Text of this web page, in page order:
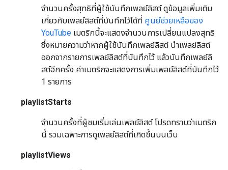
จำนวนครั้งสุทธิที่ผู้ใช้บันทึกเพลย์ลิสต์ ดูข้อมูลเพิ่มเติม
เกี่ยวกับเพลย์ลิสต์ที่บันทึกไว้ได้ที่ ศูนย์ช่วยเหลือของ
YouTube เมตริกนี้จะแสดงจำนวนการเปลี่ยนแปลงสุทธิ
ซึ่งหมายความว่าหากผู้ใช้บันทึกเพลย์ลิสต์ นำเพลย์ลิสต์
ออกจากรายการเพลย์ลิสต์ที่บันทึกไว้ แล้วบันทึกเพลย์ลิ
สต์อีกครั้ง ค่าเมตริกจะแสดงการเพิ่มเพลย์ลิสต์ที่บันทึกไว้
1 รายการ
playlistStarts
จำนวนครั้งที่ผู้ชมเริ่มเล่นเพลย์ลิสต์ โปรดทราบว่าเมตริก
นี้ รวมเฉพาะการดูเพลย์ลิสต์ที่เกิดขึ้นบนเว็บ
playlistViews